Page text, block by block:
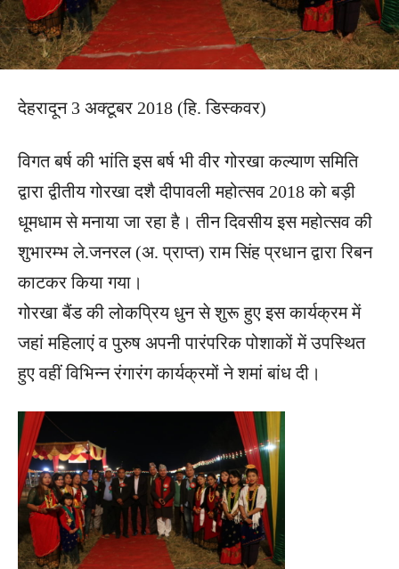
देहरादून 3 अक्टूबर 2018 (हि. डिस्कवर)
विगत बर्ष की भांति इस बर्ष भी वीर गोरखा कल्याण समिति
द्वारा द्वीतीय गोरखा दशै दीपावली महोत्सव 2018 को बड़ी
धूमधाम से मनाया जा रहा है। तीन दिवसीय इस महोत्सव की
शुभारम्भ ले.जनरल (अ. प्राप्त) राम सिंह प्रधान द्वारा रिबन
काटकर किया गया।
गोरखा बैंड की लोकप्रिय धुन से शुरू हुए इस कार्यक्रम में
जहां महिलाएं व पुरुष अपनी पारंपरिक पोशाकों में उपस्थित
हुए वहीं विभिन्न रंगारंग कार्यक्रमों ने शमां बांध दी।